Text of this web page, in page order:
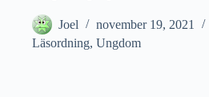
Joel
november 19, 2021
Läsordning, Ungdom